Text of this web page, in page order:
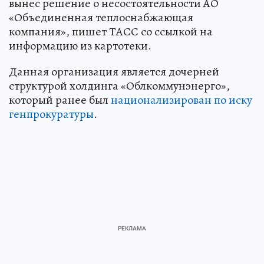
«Объединенная теплоснабжающая
компания», пишет ТАСС со ссылкой на
информацию из картотеки.
Данная организация является дочерней
структурой холдинга «Облкоммунэнерго»,
который ранее былнационализирован по иску
генпрокуратуры.